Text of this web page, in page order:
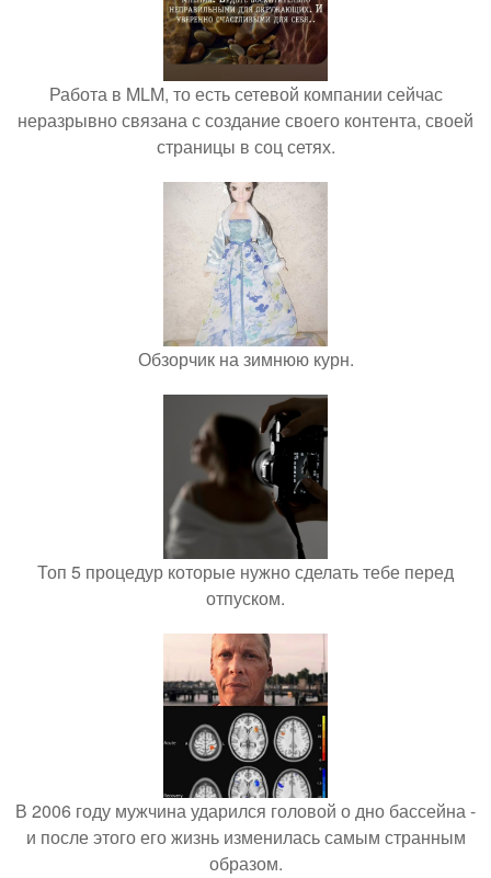
Работа в MLM, то есть сетевой компании сейчас
неразрывно связана с создание своего контента, своей
страницы в соц сетях.
Обзорчик на зимнюю курн.
Топ 5 процедур которые нужно сделать тебе перед
отпуском.
В 2006 году мужчина ударился головой о дно бассейна -
и после этого его жизнь изменилась самым странным
образом.